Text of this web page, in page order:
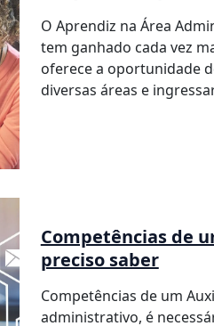
O Aprendiz na Área
tem ganhado cada vez
oferece a oportunidade
diversas áreas e
Competências de
preciso saber
Competências de um
administrativo, é